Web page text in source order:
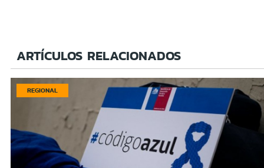
ARTÍCULOS RELACIONADOS
REGIONAL